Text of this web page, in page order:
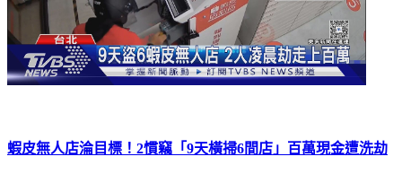
蝦皮無人店淪目標！2慣竊「9天橫掃6間店」百萬現金遭洗劫